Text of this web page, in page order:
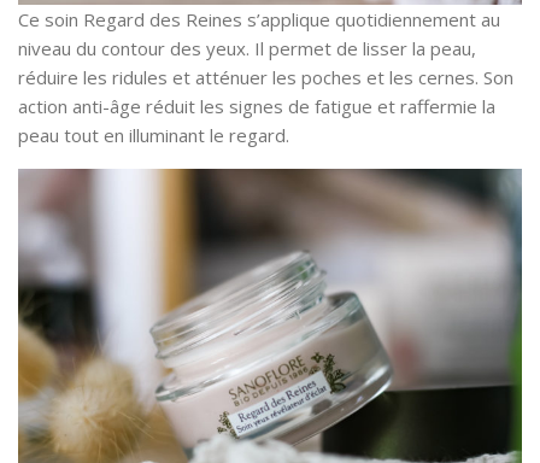
Ce soin Regard des Reines s’applique quotidiennement au
niveau du contour des yeux. Il permet de lisser la peau,
réduire les ridules et atténuer les poches et les cernes. Son
action anti-âge réduit les signes de fatigue et raffermie la
peau tout en illuminant le regard.